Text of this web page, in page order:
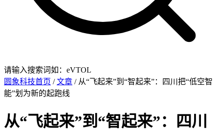
请输入搜索词如：eVTOL
圆象科技首页 /文章 / 从“飞起来”到“智起来”：四川把“低空智
能”划为新的起跑线
从“飞起来”到“智起来”：四川